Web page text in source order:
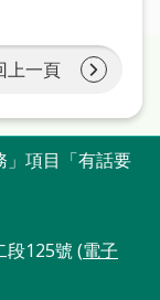
上一頁
」項目「有話要
段125號 (電子